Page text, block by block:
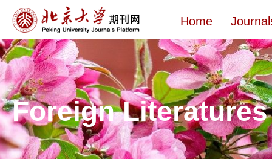
Home
Foreign Literatures